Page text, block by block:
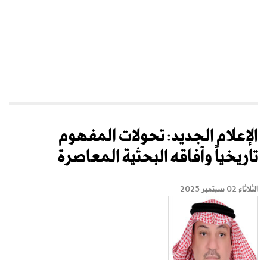
الإعلام الجديد: تحولات المفهوم
تاريخياً وآفاقه البحثية المعاصرة
الثلاثاء 02 سبتمبر 2025